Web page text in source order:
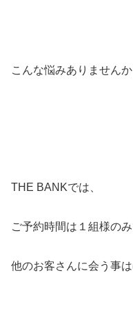
こんな悩みありませんか
THE BANKでは、
ご予約時間は１組様の
他のお客さんに会う事